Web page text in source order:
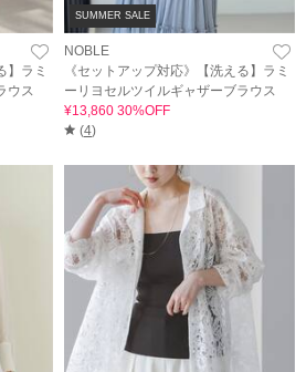
】ラミ
ウス
SUMMER SALE
NOBLE
《セットアップ対応》【洗える】ラミ
ーリヨセルツイルギャザーブラウス
¥13,860 30%OFF
(4)